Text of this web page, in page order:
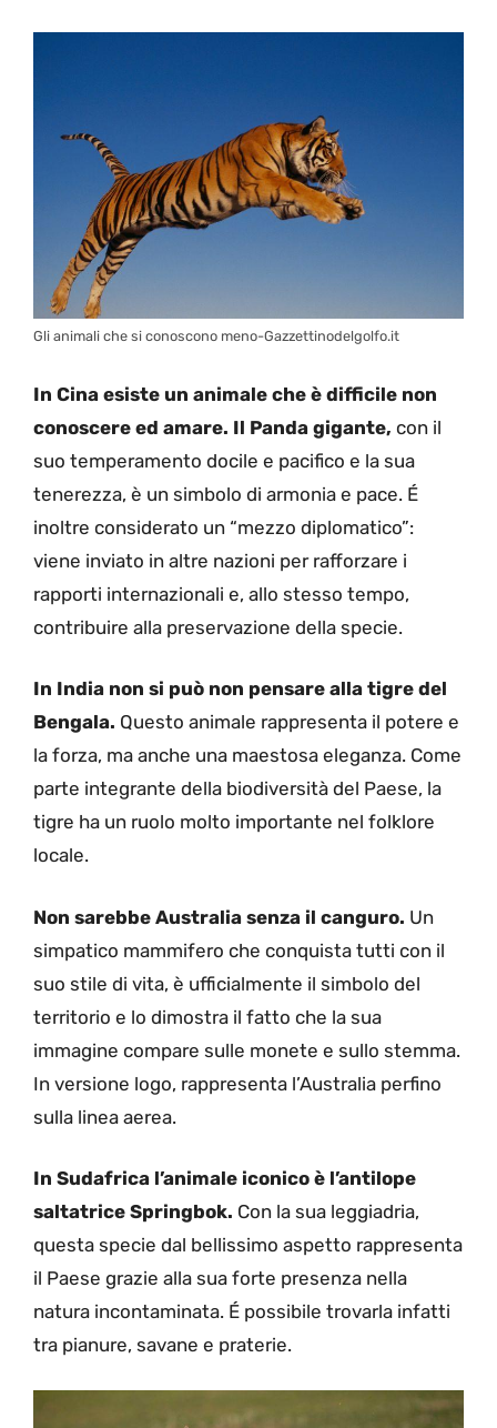
Gli animali che si conoscono meno-Gazzettinodelgolfo.it
In Cina esiste un animale che è difficile non
conoscere ed amare. Il Panda gigante, con il
suo temperamento docile e pacifico e la sua
tenerezza, è un simbolo di armonia e pace. É
inoltre considerato un “mezzo diplomatico”:
viene inviato in altre nazioni per rafforzare i
rapporti internazionali e, allo stesso tempo,
contribuire alla preservazione della specie.
In India non si può non pensare alla tigre del
Bengala. Questo animale rappresenta il potere e
la forza, ma anche una maestosa eleganza. Come
parte integrante della biodiversità del Paese, la
tigre ha un ruolo molto importante nel folklore
locale.
Non sarebbe Australia senza il canguro. Un
simpatico mammifero che conquista tutti con il
suo stile di vita, è ufficialmente il simbolo del
territorio e lo dimostra il fatto che la sua
immagine compare sulle monete e sullo stemma.
In versione logo, rappresenta l’Australia perfino
sulla linea aerea.
In Sudafrica l’animale iconico è l’antilope
saltatrice Springbok. Con la sua leggiadria,
questa specie dal bellissimo aspetto rappresenta
il Paese grazie alla sua forte presenza nella
natura incontaminata. É possibile trovarla infatti
tra pianure, savane e praterie.